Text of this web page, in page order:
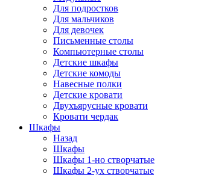
Для подростков
Для мальчиков
Для девочек
Письменные столы
Компьютерные столы
Детские шкафы
Детские комоды
Навесные полки
Детские кровати
Двухъярусные кровати
Кровати чердак
Шкафы
Назад
Шкафы
Шкафы 1-но створчатые
Шкафы 2-ух створчатые